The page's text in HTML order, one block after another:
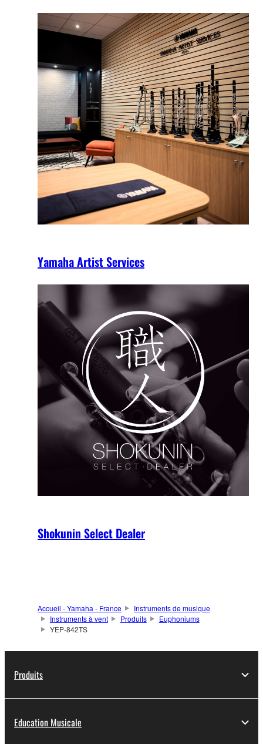
Yamaha Artist Services
Shokunin Select Dealer
Accueil - Yamaha - France
Instruments de musique
Instruments à vent
Produits
Euphoniums
YEP-842TS
Produits
Education Musicale